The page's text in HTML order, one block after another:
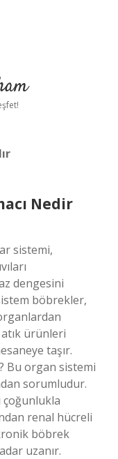
Nedir
sistemi,
dengesini
böbrekler,
ürünleri
taşır.
Bu organ sistemi
sorumludur.
çoğunlukla
renal hücreli
böbrek
uzanır.